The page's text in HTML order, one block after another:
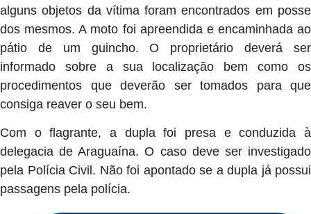
alguns objetos da vítima foram encontrados em posse
dos mesmos. A moto foi apreendida e encaminhada ao
pátio de um guincho. O proprietário deverá ser
informado sobre a sua localização bem como os
procedimentos que deverão ser tomados para que
consiga reaver o seu bem.
Com o flagrante, a dupla foi presa e conduzida à
delegacia de Araguaína. O caso deve ser investigado
pela Polícia Civil. Não foi apontado se a dupla já possui
passagens pela polícia.